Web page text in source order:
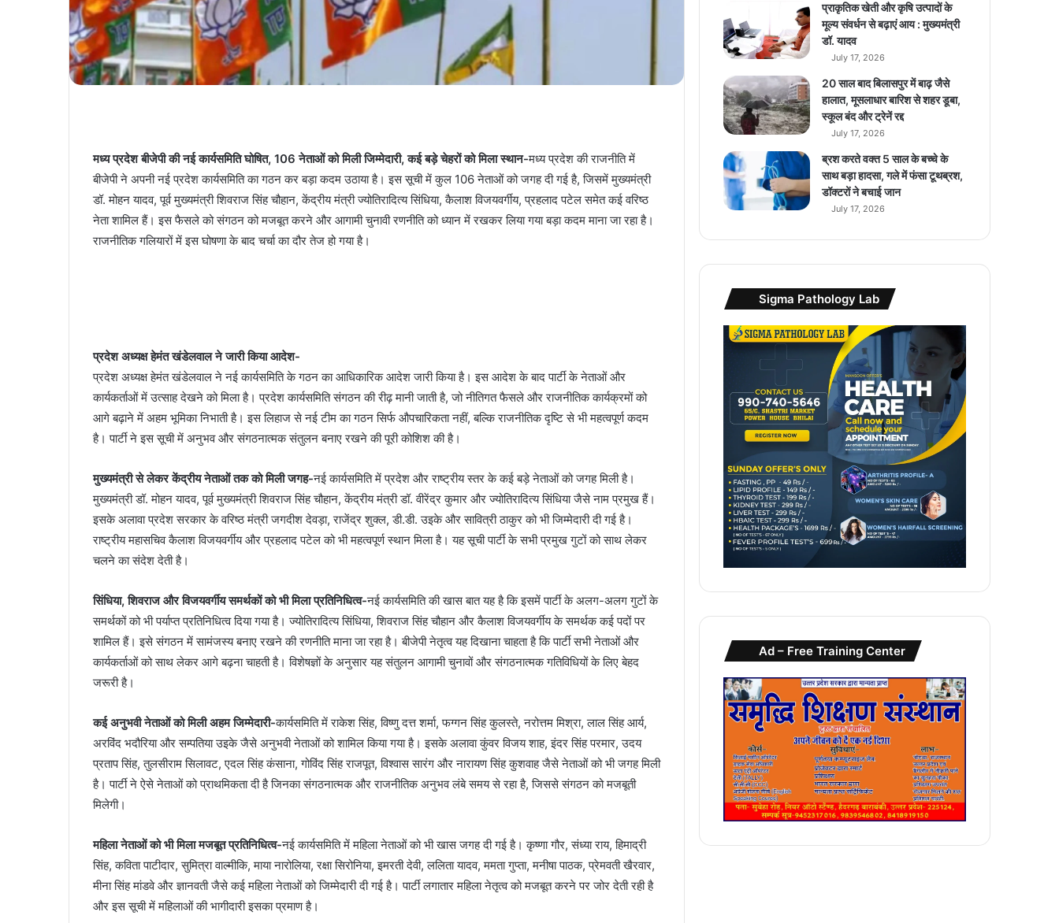
मध्य प्रदेश बीजेपी की नई कार्यसमिति घोषित, 106 नेताओं को मिली जिम्मेदारी, कई बड़े चेहरों को मिला स्थान-मध्य प्रदेश की राजनीति में
बीजेपी ने अपनी नई प्रदेश कार्यसमिति का गठन कर बड़ा कदम उठाया है। इस सूची में कुल 106 नेताओं को जगह दी गई है, जिसमें मुख्यमंत्री
डॉ. मोहन यादव, पूर्व मुख्यमंत्री शिवराज सिंह चौहान, केंद्रीय मंत्री ज्योतिरादित्य सिंधिया, कैलाश विजयवर्गीय, प्रहलाद पटेल समेत कई वरिष्ठ
नेता शामिल हैं। इस फैसले को संगठन को मजबूत करने और आगामी चुनावी रणनीति को ध्यान में रखकर लिया गया बड़ा कदम माना जा रहा है।
राजनीतिक गलियारों में इस घोषणा के बाद चर्चा का दौर तेज हो गया है।
प्रदेश अध्यक्ष हेमंत खंडेलवाल ने जारी किया आदेश-
प्रदेश अध्यक्ष हेमंत खंडेलवाल ने नई कार्यसमिति के गठन का आधिकारिक आदेश जारी किया है। इस आदेश के बाद पार्टी के नेताओं और
कार्यकर्ताओं में उत्साह देखने को मिला है। प्रदेश कार्यसमिति संगठन की रीढ़ मानी जाती है, जो नीतिगत फैसले और राजनीतिक कार्यक्रमों को
आगे बढ़ाने में अहम भूमिका निभाती है। इस लिहाज से नई टीम का गठन सिर्फ औपचारिकता नहीं, बल्कि राजनीतिक दृष्टि से भी महत्वपूर्ण कदम
है। पार्टी ने इस सूची में अनुभव और संगठनात्मक संतुलन बनाए रखने की पूरी कोशिश की है।
मुख्यमंत्री से लेकर केंद्रीय नेताओं तक को मिली जगह-नई कार्यसमिति में प्रदेश और राष्ट्रीय स्तर के कई बड़े नेताओं को जगह मिली है।
मुख्यमंत्री डॉ. मोहन यादव, पूर्व मुख्यमंत्री शिवराज सिंह चौहान, केंद्रीय मंत्री डॉ. वीरेंद्र कुमार और ज्योतिरादित्य सिंधिया जैसे नाम प्रमुख हैं।
इसके अलावा प्रदेश सरकार के वरिष्ठ मंत्री जगदीश देवड़ा, राजेंद्र शुक्ल, डी.डी. उइके और सावित्री ठाकुर को भी जिम्मेदारी दी गई है।
राष्ट्रीय महासचिव कैलाश विजयवर्गीय और प्रहलाद पटेल को भी महत्वपूर्ण स्थान मिला है। यह सूची पार्टी के सभी प्रमुख गुटों को साथ लेकर
चलने का संदेश देती है।
सिंधिया, शिवराज और विजयवर्गीय समर्थकों को भी मिला प्रतिनिधित्व-नई कार्यसमिति की खास बात यह है कि इसमें पार्टी के अलग-अलग गुटों के
समर्थकों को भी पर्याप्त प्रतिनिधित्व दिया गया है। ज्योतिरादित्य सिंधिया, शिवराज सिंह चौहान और कैलाश विजयवर्गीय के समर्थक कई पदों पर
शामिल हैं। इसे संगठन में सामंजस्य बनाए रखने की रणनीति माना जा रहा है। बीजेपी नेतृत्व यह दिखाना चाहता है कि पार्टी सभी नेताओं और
कार्यकर्ताओं को साथ लेकर आगे बढ़ना चाहती है। विशेषज्ञों के अनुसार यह संतुलन आगामी चुनावों और संगठनात्मक गतिविधियों के लिए बेहद
जरूरी है।
कई अनुभवी नेताओं को मिली अहम जिम्मेदारी-कार्यसमिति में राकेश सिंह, विष्णु दत्त शर्मा, फग्गन सिंह कुलस्ते, नरोत्तम मिश्रा, लाल सिंह आर्य,
अरविंद भदौरिया और सम्पतिया उइके जैसे अनुभवी नेताओं को शामिल किया गया है। इसके अलावा कुंवर विजय शाह, इंदर सिंह परमार, उदय
प्रताप सिंह, तुलसीराम सिलावट, एदल सिंह कंसाना, गोविंद सिंह राजपूत, विश्वास सारंग और नारायण सिंह कुशवाह जैसे नेताओं को भी जगह मिली
है। पार्टी ने ऐसे नेताओं को प्राथमिकता दी है जिनका संगठनात्मक और राजनीतिक अनुभव लंबे समय से रहा है, जिससे संगठन को मजबूती
मिलेगी।
महिला नेताओं को भी मिला मजबूत प्रतिनिधित्व-नई कार्यसमिति में महिला नेताओं को भी खास जगह दी गई है। कृष्णा गौर, संध्या राय, हिमाद्री
सिंह, कविता पाटीदार, सुमित्रा वाल्मीकि, माया नारोलिया, रक्षा सिरोनिया, इमरती देवी, ललिता यादव, ममता गुप्ता, मनीषा पाठक, प्रेमवती खैरवार,
मीना सिंह मांडवे और ज्ञानवती जैसे कई महिला नेताओं को जिम्मेदारी दी गई है। पार्टी लगातार महिला नेतृत्व को मजबूत करने पर जोर देती रही है
और इस सूची में महिलाओं की भागीदारी इसका प्रमाण है।
डि
टे
ल
प्राकृतिक खेती और कृषि उत्पादों के
मूल्य संवर्धन से बढ़ाएं आय : मुख्यमंत्री
डॉ. यादव
July 17, 2026
20 साल बाद बिलासपुर में बाढ़ जैसे
हालात, मूसलाधार बारिश से शहर डूबा,
स्कूल बंद और ट्रेनें रद्द
July 17, 2026
ब्रश करते वक्त 5 साल के बच्चे के
साथ बड़ा हादसा, गले में फंसा टूथब्रश,
डॉक्टरों ने बचाई जान
July 17, 2026
Sigma Pathology Lab
Ad – Free Training Center